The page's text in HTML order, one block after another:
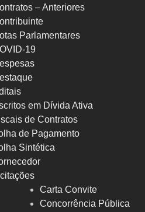
– Anteriores
Parlamentares
19
em Dívida Ativa
de Contratos
de Pagamento
Sintética
Carta Convite
Concorrência Pública